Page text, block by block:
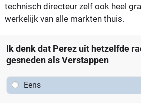
technisch directeur zelf ook heel
werkelijk van alle markten thuis.
Ik denk dat Perez uit hetzelfde
gesneden als Verstappen
Eens